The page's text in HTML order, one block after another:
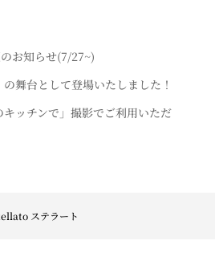
お知らせ(7/27~)
の舞台として登場いたしました！
キッチンで」撮影でご利用いただ
ステラート